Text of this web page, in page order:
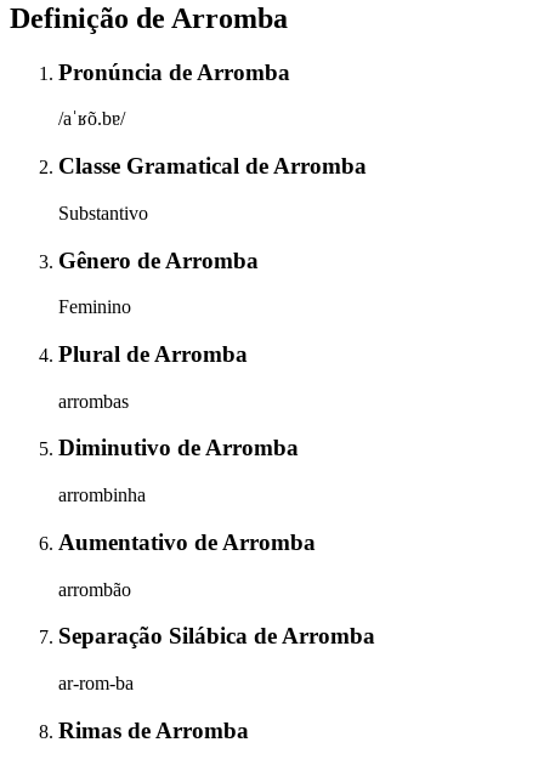
Definição de Arromba
Pronúncia de Arromba
/aˈʁõ.bɐ/
Classe Gramatical de Arromba
Substantivo
Gênero de Arromba
Feminino
Plural de Arromba
arrombas
Diminutivo deArromba
arrombinha
Aumentativo de Arromba
arrombão
Separação Silábica deArromba
ar-rom-ba
Rimas de Arromba